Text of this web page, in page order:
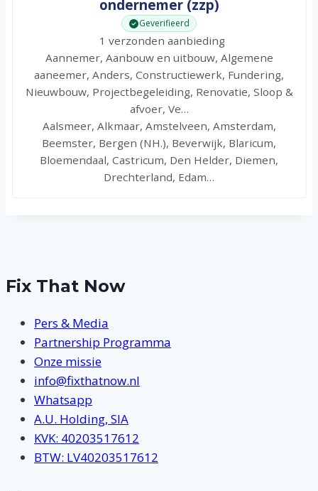
ondernemer (zzp)
Geverifieerd
1 verzonden aanbieding
Aannemer, Aanbouw en uitbouw, Algemene
aaneemer, Anders, Constructiewerk, Fundering,
Nieuwbouw, Projectbegeleiding, Renovatie, Sloop &
afvoer, Ve…
Aalsmeer, Alkmaar, Amstelveen, Amsterdam,
Beemster, Bergen (NH.), Beverwijk, Blaricum,
Bloemendaal, Castricum, Den Helder, Diemen,
Drechterland, Edam…
Fix That Now
Pers & Media
Partnership Programma
Onze missie
info@fixthatnow.nl
Whatsapp
A.U. Holding, SIA
KVK: 40203517612
BTW: LV40203517612